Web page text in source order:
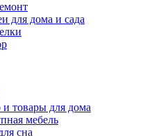
для дома и сада
товары для дома
мебель
сна